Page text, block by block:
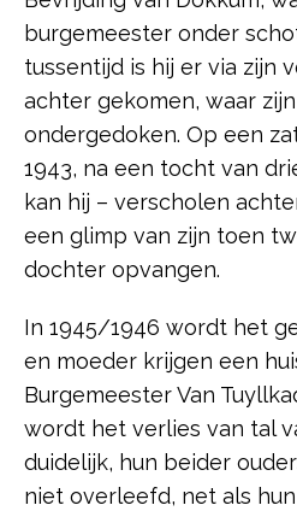
burgemeester onder
tussentijd is hij er via zijn
achter gekomen, waar
ondergedoken. Op een
1943, na een tocht van
kan hij – verscholen
een glimp van zijn toen
dochter opvangen.
In 1945/1946 wordt het
en moeder krijgen een
Burgemeester Van
wordt het verlies van tal
duidelijk, hun beider
niet overleefd, net als